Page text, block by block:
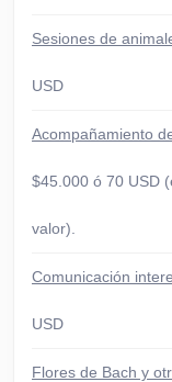
Sesiones de
USD
Acompañamiento
$45.000 ó 70 USD
valor).
Comunicación
USD
Flores de Bach y